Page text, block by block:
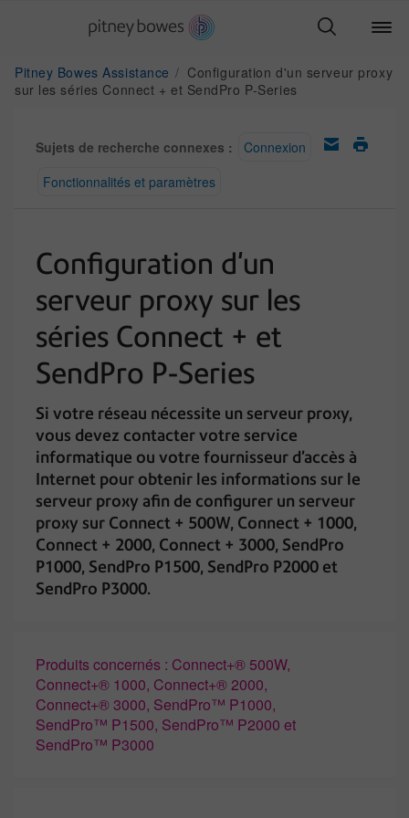
Pitney Bowes Assistance
Configuration d'un serveur proxy
sur les séries Connect + et SendPro P-Series
Sujets de recherche connexes :
Connexion
Fonctionnalités et paramètres
Configuration d'un
serveur proxy sur les
séries Connect + et
SendPro P-Series
Si votre réseau nécessite un serveur proxy,
vous devez contacter votre service
informatique ou votre fournisseur d'accès à
Internet pour obtenir les informations sur le
serveur proxy afin de configurer un serveur
proxy sur Connect + 500W, Connect + 1000,
Connect + 2000, Connect + 3000, SendPro
P1000, SendPro P1500, SendPro P2000 et
SendPro P3000.
Produits concernés : Connect+® 500W,
Connect+® 1000, Connect+® 2000,
Connect+® 3000, SendPro™ P1000,
SendPro™ P1500, SendPro™ P2000 et
SendPro™ P3000